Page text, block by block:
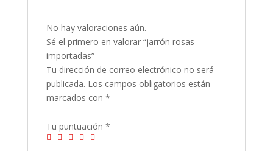
No hay valoraciones aún.
Sé el primero en valorar “jarrón rosas
importadas”
Tu dirección de correo electrónico no será
publicada. Los campos obligatorios están
marcados con *
Tu puntuación *